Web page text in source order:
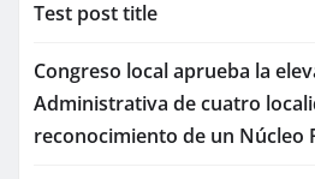
Test post title
Congreso local aprueba la
Administrativa de cuatro
reconocimiento de un Núcleo